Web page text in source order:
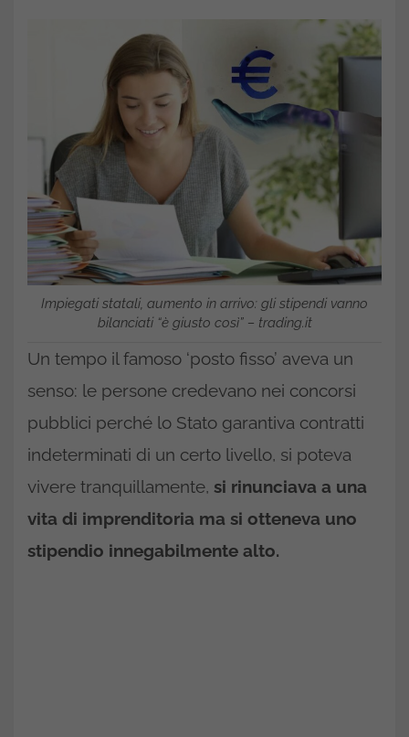
Impiegati statali, aumento in arrivo: gli stipendi vanno
bilanciati “è giusto così” – trading.it
Un tempo il famoso ‘posto fisso’ aveva un
senso: le persone credevano nei concorsi
pubblici perché lo Stato garantiva contratti
indeterminati di un certo livello, si poteva
vivere tranquillamente, si rinunciava a una
vita di imprenditoria ma si otteneva uno
stipendio innegabilmente alto.